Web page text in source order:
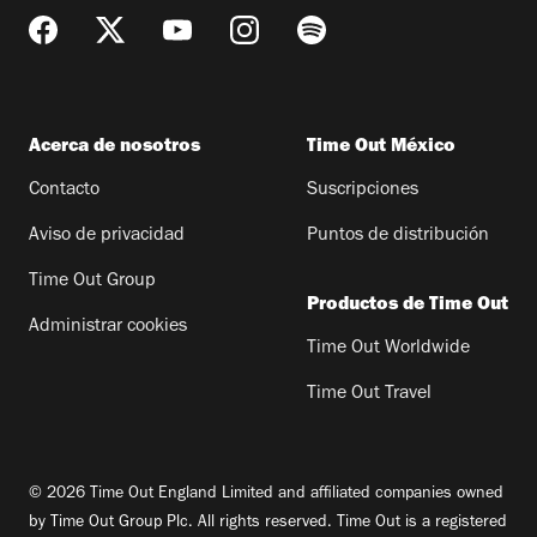
Acerca de nosotros
Contacto
Aviso de privacidad
Time Out Group
Administrar cookies
Time Out México
Suscripciones
Puntos de distribución
Productos de Time Out
Time Out Worldwide
Time Out Travel
© 2026 Time Out England Limited and affiliated companies owned
by Time Out Group Plc. All rights reserved. Time Out is a registered